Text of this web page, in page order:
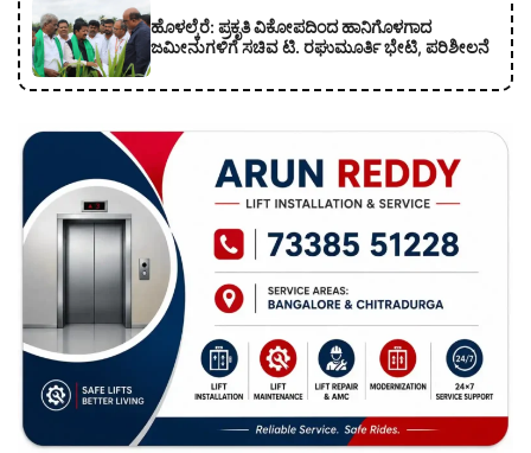
ಹೊಳಲ್ಕೆರೆ: ಪ್ರಕೃತಿ ವಿಕೋಪದಿಂದ ಹಾನಿಗೊಳಗಾದ
ಜಮೀನುಗಳಿಗೆ ಸಚಿವ ಟಿ. ರಘುಮೂರ್ತಿ ಭೇಟಿ, ಪರಿಶೀಲನೆ